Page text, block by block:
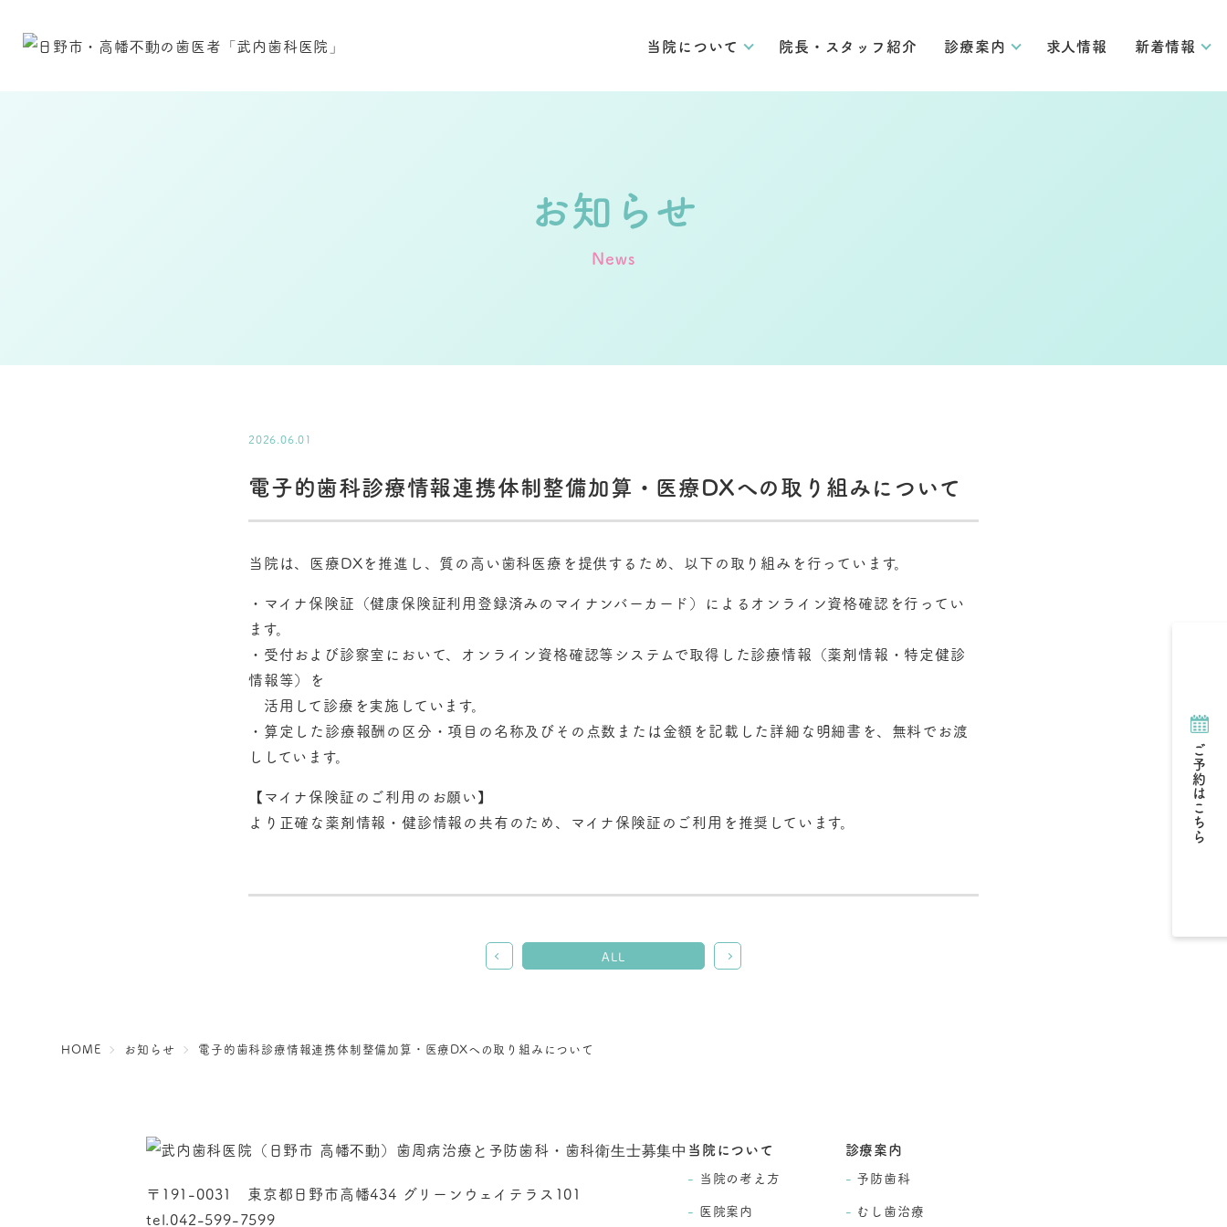
当院について 院長・スタッフ紹介 診療案内 求人情報 新着情報
お知らせ
News
2026.06.01
電子的歯科診療情報連携体制整備加算・医療DXへの取り組みについて
当院は、医療DXを推進し、質の高い歯科医療を提供するため、以下の取り組みを行っています。
・マイナ保険証（健康保険証利用登録済みのマイナンバーカード）によるオンライン資格確認を行ってい
ます。
・受付および診察室において、オンライン資格確認等システムで取得した診療情報（薬剤情報・特定健診
情報等）を
活用して診療を実施しています。
・算定した診療報酬の区分・項目の名称及びその点数または金額を記載した詳細な明細書を、無料でお渡
ししています。
【マイナ保険証のご利用のお願い】
より正確な薬剤情報・健診情報の共有のため、マイナ保険証のご利用を推奨しています。
ALL
HOME お知らせ 電子的歯科診療情報連携体制整備加算・医療DXへの取り組みについて
〒191-0031 東京都日野市高幡434 グリーンウェイテラス101
tel.042-599-7599
当院について
当院の考え方
医院案内
診療案内
予防歯科
むし歯治療
ご予約はこちら